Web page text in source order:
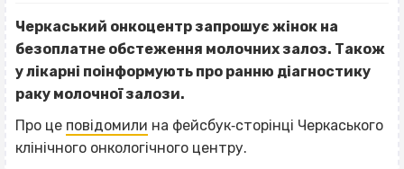
Черкаський онкоцентр запрошує жінок на
безоплатне обстеження молочних залоз. Також
у лікарні поінформують про ранню діагностику
раку молочної залози.
Про це повідомили на фейсбук‐сторінці Черкаського
клінічного онкологічного центру.